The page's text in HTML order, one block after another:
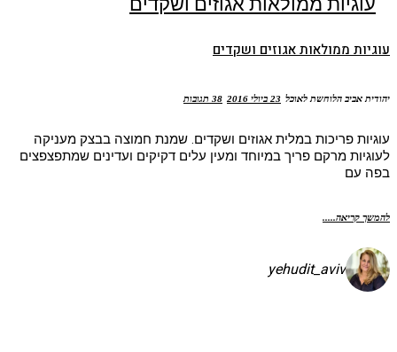
ממולאות אגוזים ושקדים
אביב הלוחשת לאוכל 23 ביולי 2016 38 תגובות
פריכות במלית אגוזים ושקדים. שמנת חמוצה בבצק מעניקה
מרקם פריך במיוחד ומעין עלים דקיקים ועדינים שמתפצפצים
עם
קריאה.....
yehudit_aviv